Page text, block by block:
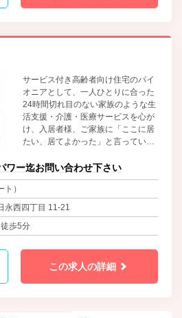
サービス付き高齢者向け住宅のパイ
オニアとして、一人ひとりに合った
24時間切れ目のない家族のような生
活支援・介護・医療サービスを心が
け、入居者様、ご家族に「ここに居
たい、居てよかった」と言っていた
ワー迄お問い合わせ下さい
）
永西四丁目 11-21
歩5分
この求人の詳細